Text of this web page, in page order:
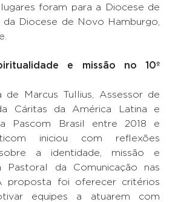
foram para a Diocese de
da Diocese de Novo Hamburgo,
e missão no 10º
de Marcus Tullius, Assessor de
Cáritas da América Latina e
Pascom Brasil entre 2018 e
iniciou com reflexões
a identidade, missão e
Pastoral da Comunicação nas
proposta foi oferecer critérios
equipes a atuarem com